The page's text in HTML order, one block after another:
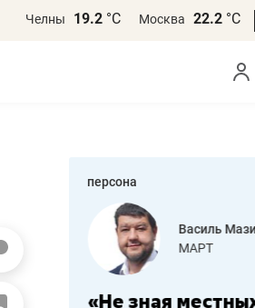
Челны 19.2 °С Москва 22.2 °С
персона
работа
Василь
МАРТ
«Не зная